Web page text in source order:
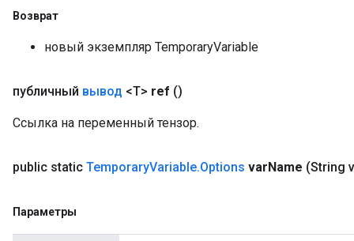
Возврат
новый экземпляр TemporaryVariable
публичный вывод <T> ref ()
Ссылка на переменный тензор.
public static TemporaryVariable.Options varName (String
Параметры